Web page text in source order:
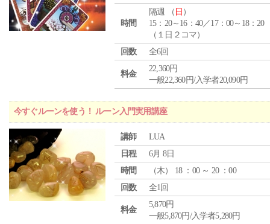
時間
隔週 （ 日 ）
15：20～16：40／17：00～18：20
（１日２コマ）
回数
全6回
料金
22,360円
一般22,360円/入学者20,090円
今すぐルーンを使う！ ルーン入門実用講座
講師
LUA
日程
6月 8日
時間
（木） 18 ：00 ～ 20 ：00
回数
全1回
料金
5,870円
一般5,870円/入学者5,280円